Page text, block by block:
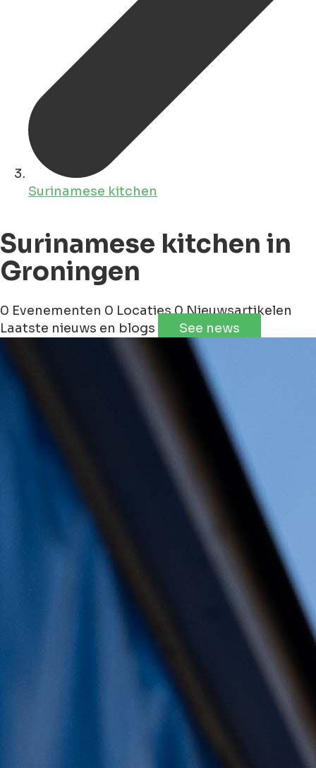
Surinamese kitchen
Surinamese kitchen in
Groningen
0 Evenementen 0 Locaties0 Nieuwsartikelen
Laatste nieuws en blogs
See news